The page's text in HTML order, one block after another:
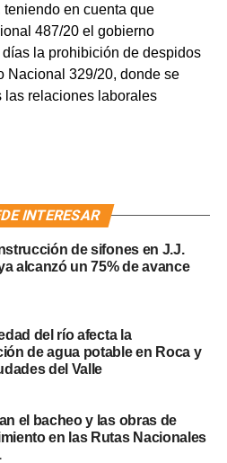
en cuenta que
487/20 el gobierno
la prohibición de despidos
Nacional 329/20, donde se
las relaciones laborales
INTERESAR
de sifones en J.J.
alcanzó un 75% de avance
del río afecta la
de agua potable en Roca y
del Valle
el bacheo y las obras de
en las Rutas Nacionales